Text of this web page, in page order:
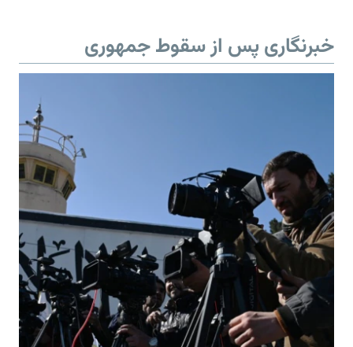
خبرنگاری پس از سقوط جمهوری